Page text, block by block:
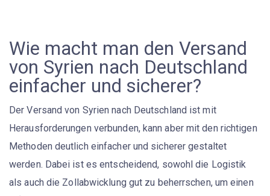
Wie macht man den Versand
von Syrien nach Deutschland
einfacher und sicherer?
DerVersand von Syrien nach Deutschland ist mit
Herausforderungen verbunden, kann aber mit den richtigen
Methoden deutlich einfacher und sicherer gestaltet
werden. Dabei ist es entscheidend, sowohl die Logistik
als auch die Zollabwicklung gut zu beherrschen, um einen